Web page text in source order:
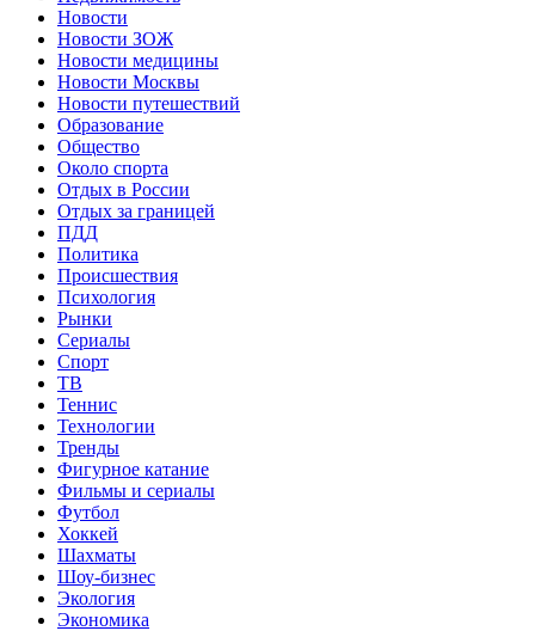
Новости
Новости ЗОЖ
Новости медицины
Новости Москвы
Новости путешествий
Образование
Общество
Около спорта
Отдых в России
Отдых за границей
ПДД
Политика
Происшествия
Психология
Рынки
Сериалы
Спорт
ТВ
Теннис
Технологии
Тренды
Фигурное катание
Фильмы и сериалы
Футбол
Хоккей
Шахматы
Шоу-бизнес
Экология
Экономика